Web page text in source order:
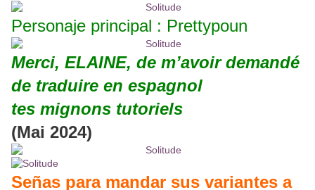
Personaje principal : Prettypoun
Merci, ELAINE, de m’avoir demandé
de traduire en espagnol
tes mignons tutoriels
(Mai 2024)
Señas para mandar sus variantes a